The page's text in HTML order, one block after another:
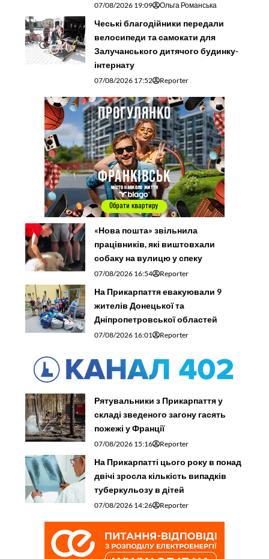
07/08/2026 19:09 Ольга Романська
Чеські благодійники передали
велосипеди та самокати для
Залучанського дитячого будинку-
інтернату
07/08/2026 17:52 Reporter
«Нова пошта» звільнила
працівників, які виштовхали
собаку на вулицю у спеку
07/08/2026 16:54 Reporter
На Прикарпаття евакуювали 9
жителів Донецької та
Дніпропетровської областей
07/08/2026 16:01 Reporter
Рятувальники з Прикарпаття у
складі зведеного загону гасять
пожежі у Франції
07/08/2026 15:16 Reporter
На Прикарпатті цього року в понад
двічі зросла кількість випадків
туберкульозу в дітей
07/08/2026 14:26 Reporter